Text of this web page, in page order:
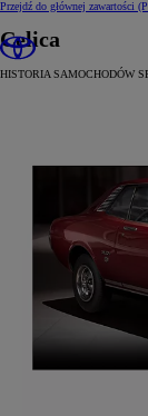
Przejdź do głównej zawartości
Celica
HISTORIA SAMOCHODÓW